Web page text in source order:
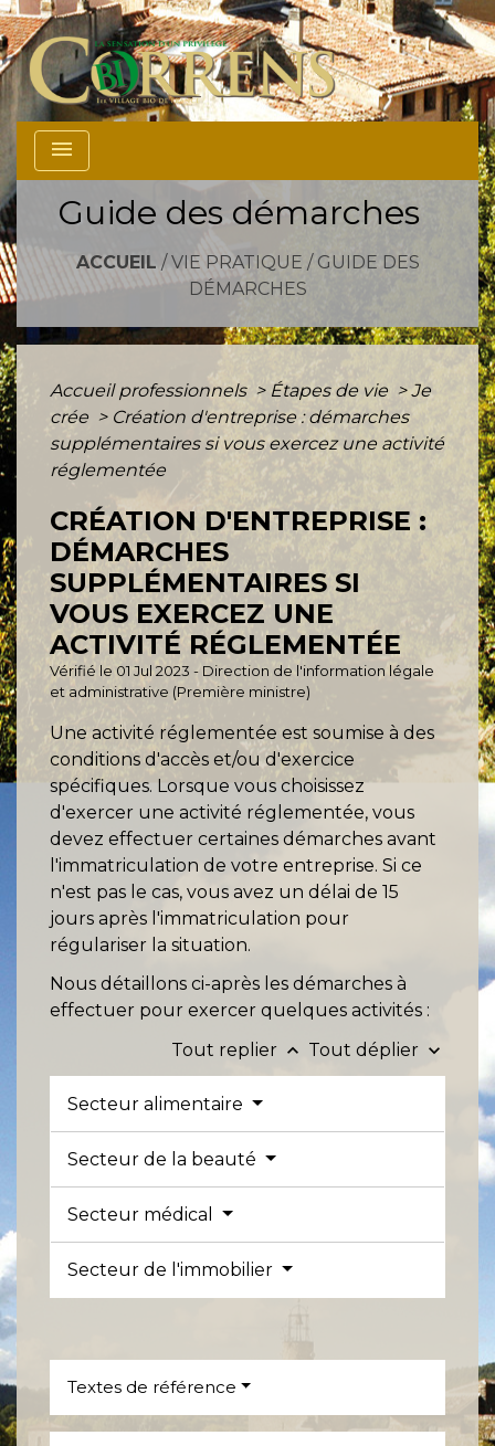
menu
Guide des démarches
ACCUEIL / VIE PRATIQUE / GUIDE DES
DÉMARCHES
Accueil professionnels > Étapes de vie > Je
crée > Création d'entreprise : démarches
supplémentaires si vous exercez une activité
réglementée
CRÉATION D'ENTREPRISE :
DÉMARCHES
SUPPLÉMENTAIRES SI
VOUS EXERCEZ UNE
ACTIVITÉ RÉGLEMENTÉE
Vérifié le 01 Jul 2023 - Direction de l'information légale
et administrative (Première ministre)
Une activité réglementée est soumise à des
conditions d'accès et/ou d'exercice
spécifiques. Lorsque vous choisissez
d'exercer une activité réglementée, vous
devez effectuer certaines démarches avant
l'immatriculation de votre entreprise. Si ce
n'est pas le cas, vous avez un délai de 15
jours après l'immatriculation pour
régulariser la situation.
Nous détaillons ci-après les démarches à
effectuer pour exercer quelques activités :
Tout replier keyboard_arrow_up Tout déplier keyboard_arrow_down
Secteur alimentaire
Secteur de la beauté
Secteur médical
Secteur de l'immobilier
Textes de référence